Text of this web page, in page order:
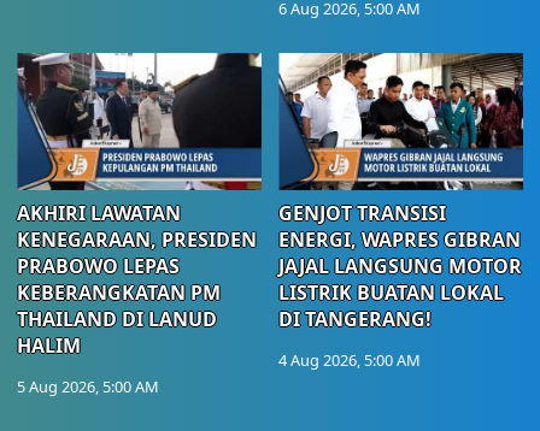
6 Aug 2026, 5:00 AM
AKHIRI LAWATAN
KENEGARAAN, PRESIDEN
PRABOWO LEPAS
KEBERANGKATAN PM
THAILAND DI LANUD
HALIM
5 Aug 2026, 5:00 AM
GENJOT TRANSISI
ENERGI, WAPRES GIBRAN
JAJAL LANGSUNG MOTOR
LISTRIK BUATAN LOKAL
DI TANGERANG!
4 Aug 2026, 5:00 AM